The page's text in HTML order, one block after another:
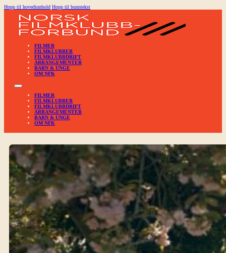
Hopp til hovedinnhold Hopp til bunntekst
FILMER
FILMKLUBBER
FILMKLUBBDRIFT
ARRANGEMENTER
BARN & UNGE
OM NFK
FILMER
FILMKLUBBER
FILMKLUBBDRIFT
ARRANGEMENTER
BARN & UNGE
OM NFK